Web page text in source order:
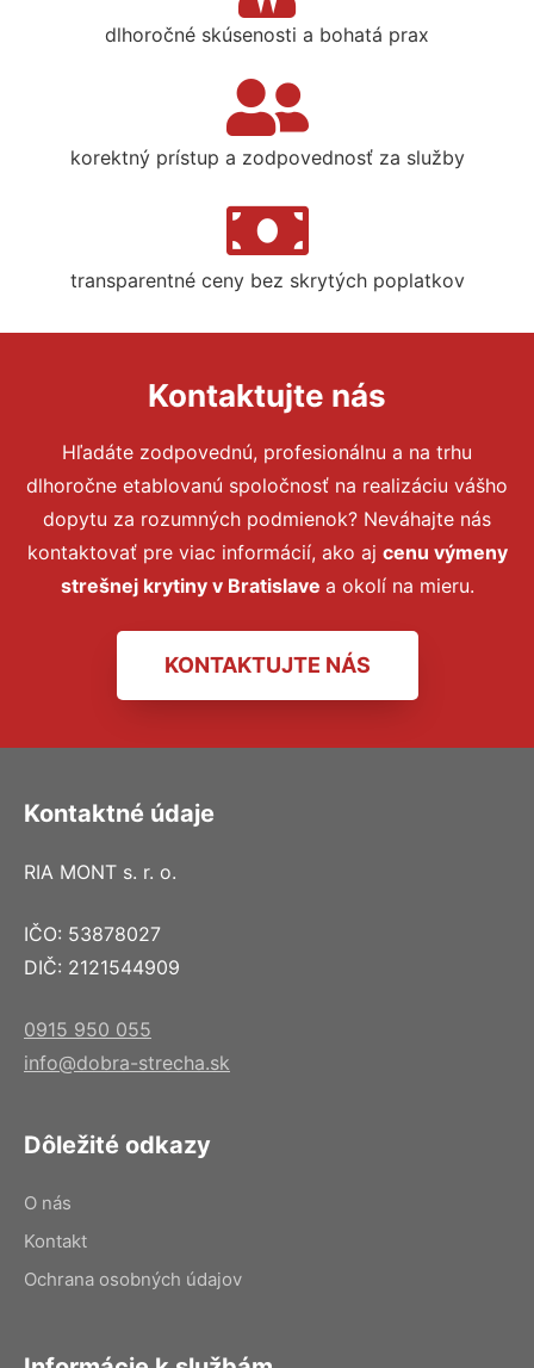
dlhoročné skúsenosti a bohatá prax
korektný prístup a zodpovednosť za služby
transparentné ceny bez skrytých poplatkov
Kontaktujte nás
Hľadáte zodpovednú, profesionálnu a na trhu
dlhoročne etablovanú spoločnosť na realizáciu vášho
dopytu za rozumných podmienok? Neváhajte nás
kontaktovať pre viac informácií, ako aj cenu výmeny
strešnej krytiny v Bratislave a okolí na mieru.
KONTAKTUJTE NÁS
Kontaktné údaje
RIA MONT s. r. o.
IČO: 53878027
DIČ: 2121544909
0915 950 055
info@dobra-strecha.sk
Dôležité odkazy
O nás
Kontakt
Ochrana osobných údajov